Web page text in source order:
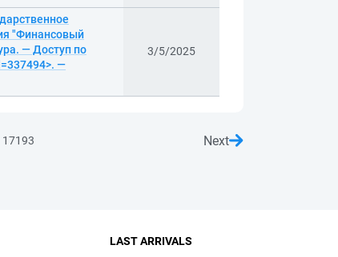
"Финансовый
— Доступ по
—
3/5/2025
17193 Next
LAST ARRIVALS